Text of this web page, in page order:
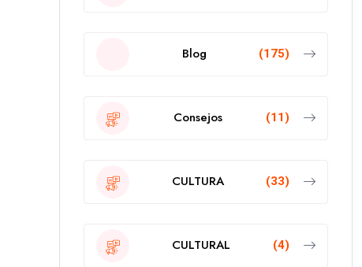
Blog (175)
Consejos (11)
CULTURA (33)
CULTURAL (4)